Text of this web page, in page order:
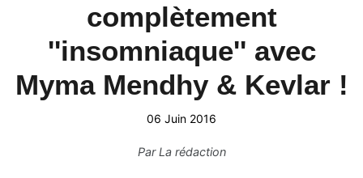
complètement
''insomniaque'' avec
Myma Mendhy & Kevlar !
06 Juin 2016
ParLa rédaction